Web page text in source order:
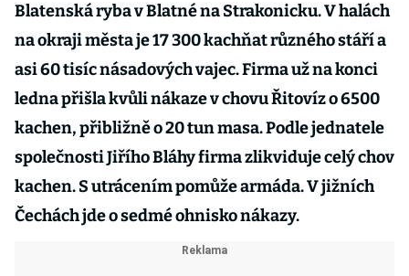
Blatenská ryba v Blatné na Strakonicku. V halách
na okraji města je 17 300 kachňat různého stáří a
asi 60 tisíc násadových vajec. Firma už na konci
ledna přišla kvůli nákaze v chovu Řitovíz o 6500
kachen, přibližně o 20 tun masa. Podle jednatele
společnosti Jiřího Bláhy firma zlikviduje celý chov
kachen. S utrácením pomůže armáda. V jižních
Čechách jde o sedmé ohnisko nákazy.